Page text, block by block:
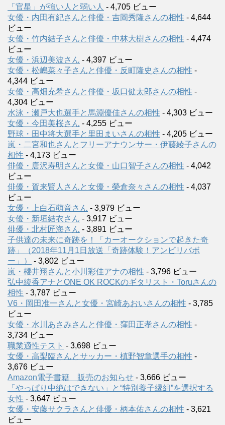
「官星」が強い人と弱い人 - 4,705 ビュー
女優・内田有紀さんと俳優・吉岡秀隆さんの相性 - 4,644
ビュー
女優・竹内結子さんと俳優・中林大樹さんの相性 - 4,474
ビュー
女優・浜辺美波さん - 4,397 ビュー
女優・松嶋菜々子さんと俳優・反町隆史さんの相性 -
4,344 ビュー
女優・高畑充希さんと俳優・坂口健太郎さんの相性 -
4,304 ビュー
水泳・瀬戸大也選手と馬淵優佳さんの相性 - 4,303 ビュー
女優・今田美桜さん - 4,255 ビュー
野球・田中将大選手と里田まいさんの相性 - 4,205 ビュー
嵐・二宮和也さんとフリーアナウンサー・伊藤綾子さんの
相性 - 4,173 ビュー
俳優・唐沢寿明さんと女優・山口智子さんの相性 - 4,042
ビュー
俳優・賀来賢人さんと女優・榮倉奈々さんの相性 - 4,037
ビュー
女優・上白石萌音さん - 3,979 ビュー
女優・新垣結衣さん - 3,917 ビュー
俳優・北村匠海さん - 3,891 ビュー
子供達の未来に奇跡を！「カーオークションで起きた奇
跡」（2018年11月1日放送「奇跡体験！アンビリバボ
ー」）
- 3,802 ビュー
嵐・櫻井翔さんと小川彩佳アナの相性 - 3,796 ビュー
弘中綾香アナとONE OK ROCKのギタリスト・Toruさんの
相性 - 3,787 ビュー
V6・岡田准一さんと女優・宮崎あおいさんの相性 - 3,785
ビュー
女優・水川あさみさんと俳優・窪田正孝さんの相性 -
3,734 ビュー
職業適性テスト - 3,698 ビュー
女優・高梨臨さんとサッカー・槙野智章選手の相性 -
3,676 ビュー
Amazon電子書籍 販売のお知らせ - 3,666 ビュー
「やっぱり中絶はできない」と“特別養子縁組”を選択する
女性 - 3,647 ビュー
女優・安藤サクラさんと俳優・柄本佑さんの相性 - 3,621
ビュー